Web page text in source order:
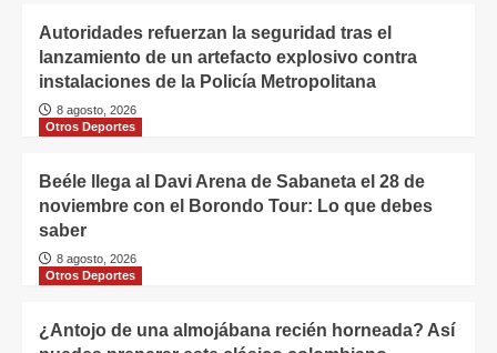
Autoridades refuerzan la seguridad tras el
lanzamiento de un artefacto explosivo contra
instalaciones de la Policía Metropolitana
8 agosto, 2026
Otros Deportes
Beéle llega al Davi Arena de Sabaneta el 28 de
noviembre con el Borondo Tour: Lo que debes
saber
8 agosto, 2026
Otros Deportes
¿Antojo de una almojábana recién horneada? Así